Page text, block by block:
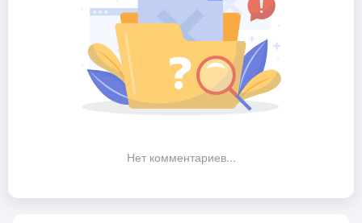
Нет комментариев...